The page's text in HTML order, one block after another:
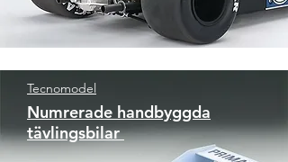
Tecnomodel
Numrerade handbyggda
tävlingsbilar